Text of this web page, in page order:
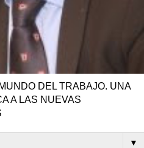
DEL TRABAJO. UNA
A LAS NUEVAS
▼